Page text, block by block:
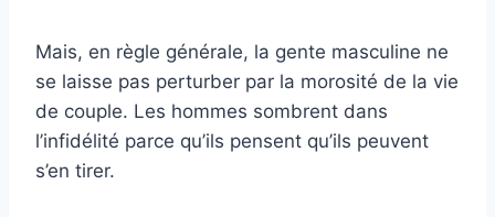
Mais, en règle générale, la gente masculine ne
se laisse pas perturber par la morosité de la vie
de couple. Les hommes sombrent dans
l’infidélité parce qu’ils pensent qu’ils peuvent
s’en tirer.